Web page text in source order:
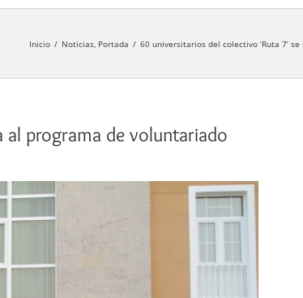
Inicio Noticias Portada 60 universitarios del colectivo ‘Ruta 7’
al programa de voluntariado